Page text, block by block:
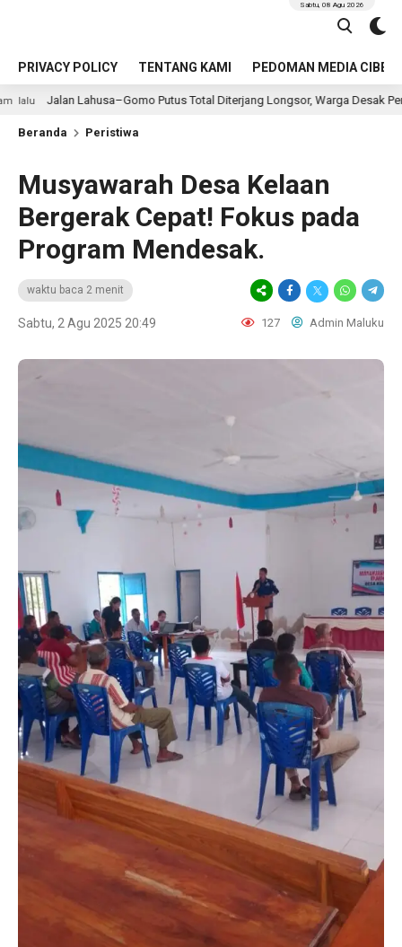
PRIVACY POLICY TENTANG KAMI PEDOMAN MEDIA CIBER
Sabtu, 08 Agu 2026
Putus Total Diterjang Longsor, Warga Desak Pemkab Nias Selatan
Beranda Peristiwa
Musyawarah Desa Kelaan
Bergerak Cepat! Fokus pada
Program Mendesak.
waktu baca 2 menit
Sabtu, 2 Agu 2025 20:49 127 Admin Maluku